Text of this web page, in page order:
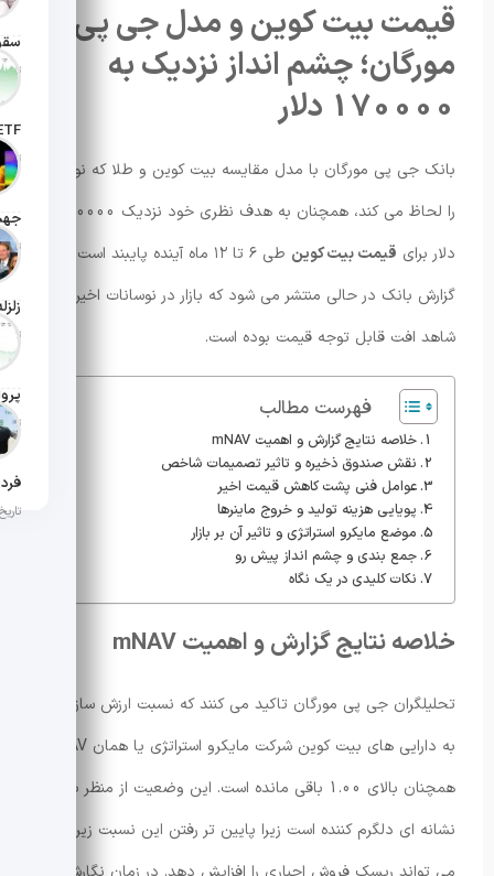
تاریخ
تاریخ
تاریخ
تاریخ
تاریخ
تاریخ
قیمت بیت کوین و مدل جی پی
مورگان؛ چشم انداز نزدیک به
170000 دلار
بانک جی پی مورگان با مدل مقایسه بیت کوین و طلا که نوسان
را لحاظ می کند، همچنان به هدف نظری خود نزدیک 170000
دلار برای قیمت بیت کوین
طی ۶ تا ۱۲ ماه آینده پایبند است.
گزارش بانک در حالی منتشر می شود که بازار در نوسانات اخیر
شاهد افت قابل توجه قیمت بوده است.
فهرست مطالب
خلاصه نتایج گزارش و اهمیت mNAV
نقش صندوق ذخیره و تاثیر تصمیمات شاخص
عوامل فنی پشت کاهش قیمت اخیر
پویایی هزینه تولید و خروج ماینرها
موضع مایکرو استراتژی و تاثیر آن بر بازار
جمع بندی و چشم انداز پیش رو
نکات کلیدی در یک نگاه
خلاصه نتایج گزارش و اهمیت mNAV
تحلیلگران جی پی مورگان تاکید می کنند که نسبت ارزش سازمانی
به دارایی های بیت کوین شرکت مایکرو استراتژی یا همان mNAV
همچنان بالای 1.00 باقی مانده است. این وضعیت از منظر بانک